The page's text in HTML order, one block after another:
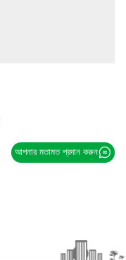
আপনার মতামত প্রদান করুন